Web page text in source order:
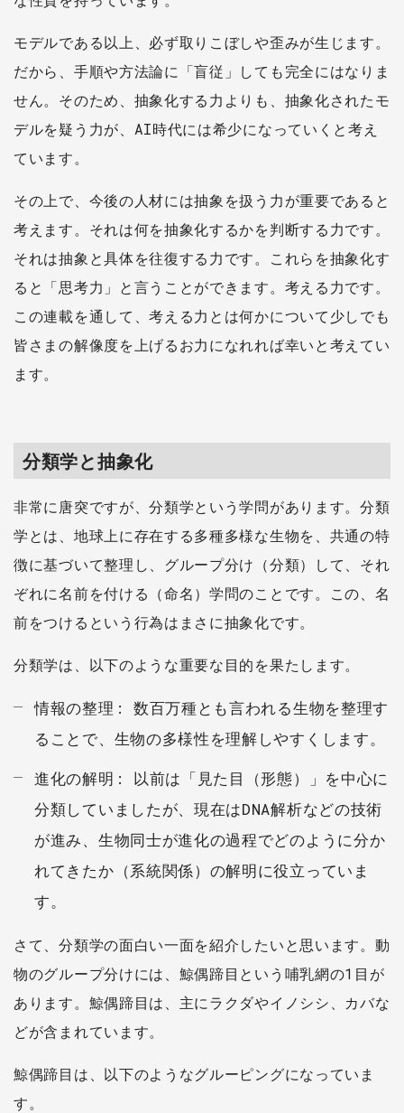
モデルである以上、必ず取りこぼしや歪みが生じます。
だから、手順や方法論に「盲従」しても完全にはなりま
せん。そのため、抽象化する力よりも、抽象化されたモ
デルを疑う力が、AI時代には希少になっていくと考え
ています。
その上で、今後の人材には抽象を扱う力が重要であると
考えます。それは何を抽象化するかを判断する力です。
それは抽象と具体を往復する力です。これらを抽象化す
ると「思考力」と言うことができます。考える力です。
この連載を通して、考える力とは何かについて少しでも
皆さまの解像度を上げるお力になれれば幸いと考えてい
ます。
分類学と抽象化
非常に唐突ですが、分類学という学問があります。分類
学とは、地球上に存在する多種多様な生物を、共通の特
徴に基づいて整理し、グループ分け（分類）して、それ
ぞれに名前を付ける（命名）学問のことです。この、名
前をつけるという行為はまさに抽象化です。
分類学は、以下のような重要な目的を果たします。
情報の整理: 数百万種とも言われる生物を整理す
ることで、生物の多様性を理解しやすくします。
進化の解明: 以前は「見た目（形態）」を中心に
分類していましたが、現在はDNA解析などの技術
が進み、生物同士が進化の過程でどのように分か
れてきたか（系統関係）の解明に役立っていま
す。
さて、分類学の面白い一面を紹介したいと思います。動
物のグループ分けには、鯨偶蹄目という哺乳網の1目が
あります。鯨偶蹄目は、主にラクダやイノシシ、カバな
どが含まれています。
鯨偶蹄目は、以下のようなグルーピングになっていま
す。